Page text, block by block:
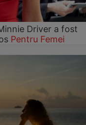
Driver a fost
Pentru Femei